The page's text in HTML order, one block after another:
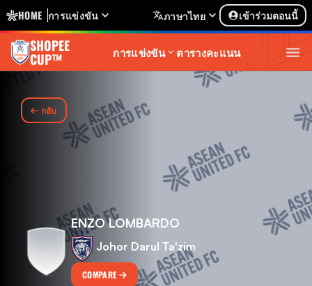
HOME การแข่งขัน ภาษาไทย เข้าร่วมตอนนี้
SHOPEE
CUP™ การแข่งขัน ตารางคะแนน
กลับ
ENZO LOMBARDO
Johor Darul Ta'zim
COMPARE